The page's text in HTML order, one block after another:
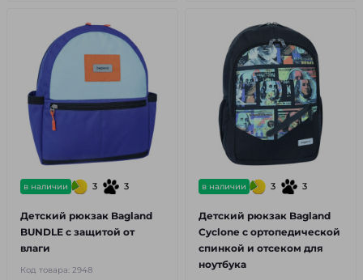
в наличии 3 3
Детский рюкзак Bagland
BUNDLE с защитой от
влаги
Код товара: 2948
в наличии 3 3
Детский рюкзак Bagland
Cyclone с ортопедической
спинкой и отсеком для
ноутбука